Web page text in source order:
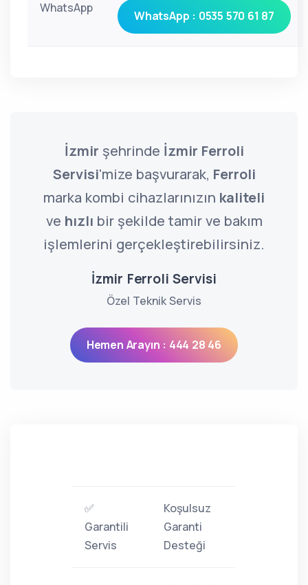
WhatsApp
WhatsApp : 0535 570 61 87
İzmir şehrinde İzmir Ferroli
Servisi'mize başvurarak, Ferroli
marka kombi cihazlarınızın kaliteli
ve hızlı bir şekilde tamir ve bakım
işlemlerini gerçekleştirebilirsiniz.
İzmir Ferroli Servisi
Özel Teknik Servis
Hemen Arayın : 444 28 46
✅
Garantili
Servis
Koşulsuz
Garanti
Desteği